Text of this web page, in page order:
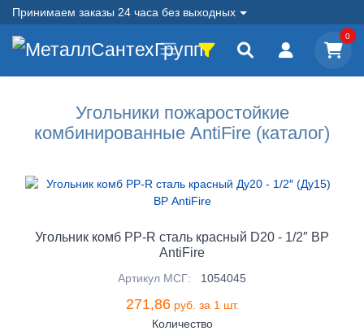
Принимаем заказы 24 часа без выходных
0
Угольники пожаростойкие
комбинированные AntiFire (каталог)
Угольник комб PP-R сталь красный D20 - 1/2″ ВР
AntiFire
Артикул МСГ: 1054045
271,86руб. за 1 шт.
Количество